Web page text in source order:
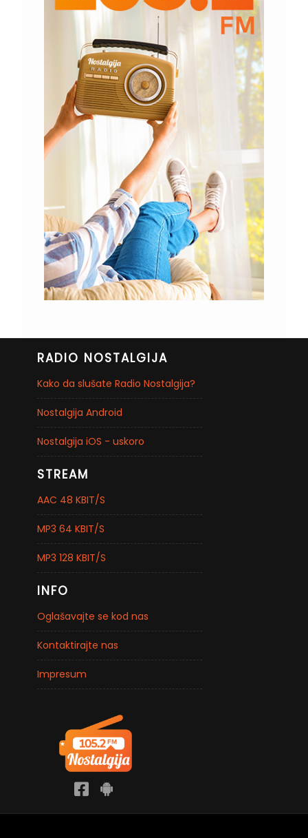
RADIO NOSTALGIJA
Kako da slušate Radio Nostalgija?
Nostalgija Android
Nostalgija iOS - uskoro
STREAM
AAC 48 KBIT/S
MP3 64 KBIT/S
MP3 128 KBIT/S
INFO
Oglašavajte se kod nas
Kontaktirajte nas
Impresum